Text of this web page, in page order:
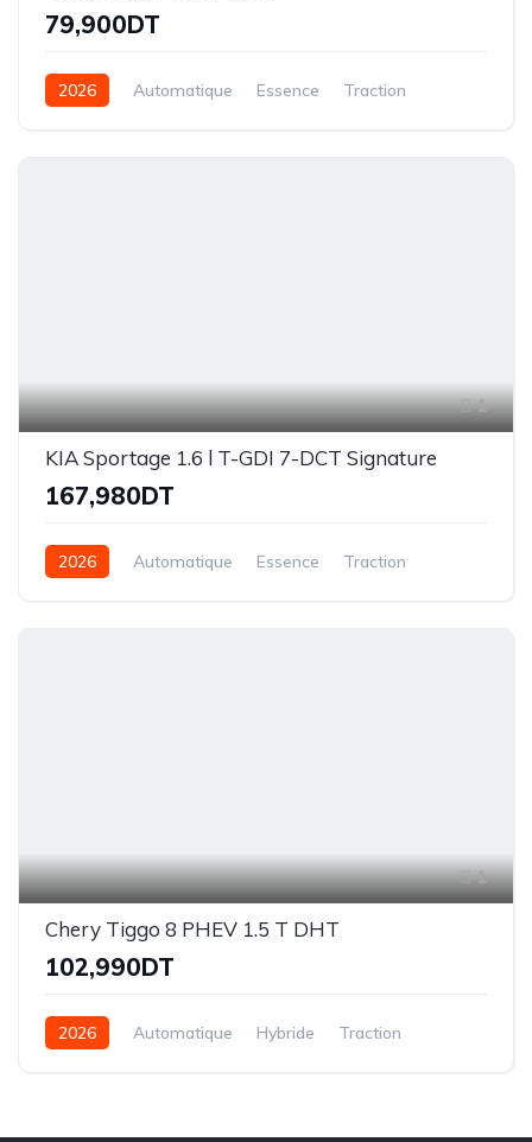
79,900DT
2026 Automatique Essence Traction
1
KIA Sportage 1.6 l T-GDI 7-DCT Signature
167,980DT
2026 Automatique Essence Traction
1
Chery Tiggo 8 PHEV 1.5 T DHT
102,990DT
2026 Automatique Hybride Traction